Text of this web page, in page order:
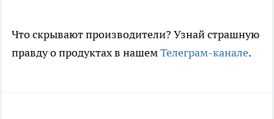
Что скрывают производители? Узнай страшную
правду о продуктах в нашемТелеграм-канале.